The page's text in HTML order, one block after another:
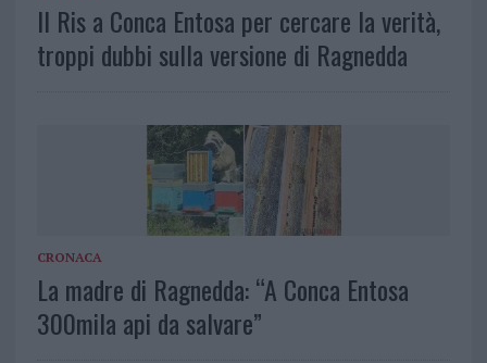
Il Ris a Conca Entosa per cercare la verità,
troppi dubbi sulla versione di Ragnedda
CRONACA
La madre di Ragnedda: “A Conca Entosa
300mila api da salvare”